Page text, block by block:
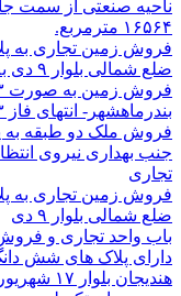
ناحیه صنعتی از سمت
۱۶۵۶۴ مترمربع.
ضلع شمالی بلوار ۹ دی به مساحت ۲۰۰۷.۹۹ مترمربع
بندرماهشهر- انتهای فاز ۳
جنب بهداری نیروی
تجاری
ضلع شمالی بلوار ۹ دی
دارای پلاک های شش
هندیجان بلوار ۱۷ شهریور – سایت صنعتی